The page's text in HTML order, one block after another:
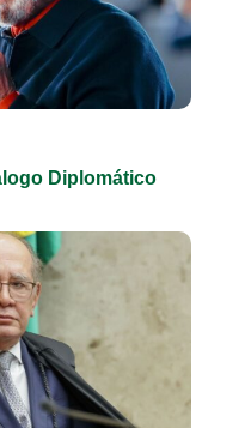
Diplomático